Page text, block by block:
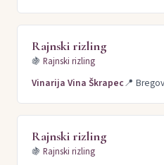
Rajnski rizling
🍇 Rajnski rizling
Vinarija Vina Škrapec📍
Rajnski rizling
🍇 Rajnski rizling